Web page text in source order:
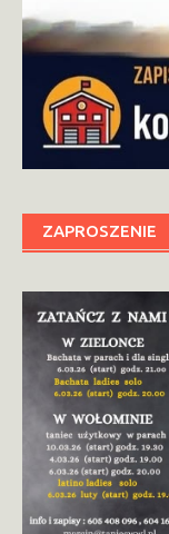
ZAPROSZENIE